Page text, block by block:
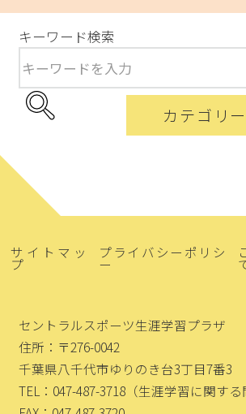
キーワード検索
カテゴリ
サイトマッ
プ
プライバシーポリシ
ー
セントラルスポーツ生涯学習プラザ
住所：〒276-0042
千葉県八千代市ゆりのき台3丁目7番3
TEL：047-487-3718 （生涯学習に関する